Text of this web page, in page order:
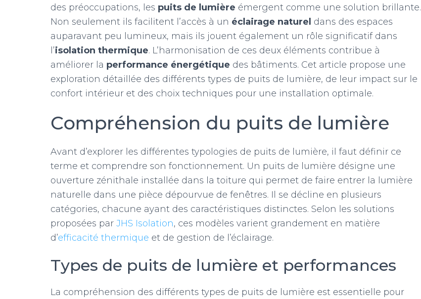
des préoccupations, les puits de lumière émergent comme une solution brillante.
Non seulement ils facilitent l’accès à un éclairage naturel dans des espaces
auparavant peu lumineux, mais ils jouent également un rôle significatif dans
l’isolation thermique. L’harmonisation de ces deux éléments contribue à
améliorer la performance énergétique des bâtiments. Cet article propose une
exploration détaillée des différents types de puits de lumière, de leur impact sur le
confort intérieur et des choix techniques pour une installation optimale.
Compréhension du puits de lumière
Avant d’explorer les différentes typologies de puits de lumière, il faut définir ce
terme et comprendre son fonctionnement. Un puits de lumière désigne une
ouverture zénithale installée dans la toiture qui permet de faire entrer la lumière
naturelle dans une pièce dépourvue de fenêtres. Il se décline en plusieurs
catégories, chacune ayant des caractéristiques distinctes. Selon les solutions
proposées par JHS Isolation, ces modèles varient grandement en matière
d’efficacité thermique et de gestion de l’éclairage.
Types de puits de lumière et performances
La compréhension des différents types de puits de lumière est essentielle pour